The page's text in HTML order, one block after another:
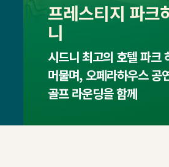
프레스티지 파크
니
시드니 최고의 호텔 파크
머물며, 오페라하우스 공
골프 라운딩을 함께